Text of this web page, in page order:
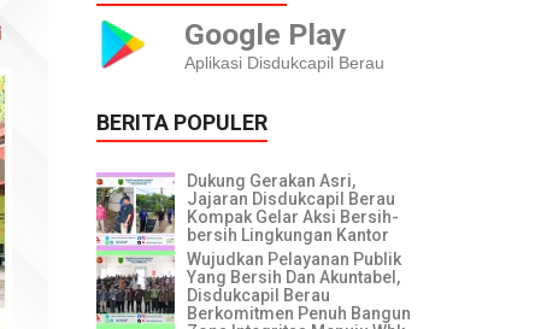
Google Play
Aplikasi Disdukcapil Berau
BERITA POPULER
Dukung Gerakan Asri,
Jajaran Disdukcapil Berau
Kompak Gelar Aksi Bersih-
bersih Lingkungan Kantor
Wujudkan Pelayanan Publik
Yang Bersih Dan Akuntabel,
Disdukcapil Berau
Berkomitmen Penuh Bangun